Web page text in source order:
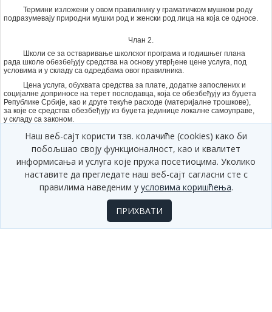
Наш веб-сајт користи тзв. колачиће (cookies) како би
побољшао своју функционалност, као и квалитет
информисања и услуга које пружа посетиоцима. Уколико
наставите да прегледате наш веб-сајт сагласни сте с
правилима наведеним у условима коришћења.
ПРИХВАТИ
Термини изложени у овом правилнику у граматичком мушком роду
подразумевају природни мушки род и женски род лица на која се односе.
Члан 2.
Школи се за остваривање школског програма и годишњег плана
рада школе обезбеђују средства на основу утврђене цене услуга, под
условима и у складу са одредбама овог правилника.
Цена услуга, обухвата средства за плате, додатке запослених и
социјалне доприносе на терет послодавца, која се обезбеђују из буџета
Републике Србије, као и друге текуће расходе (материјалне трошкове),
за које се средства обезбеђују из буџета јединице локалне самоуправе,
у складу са законом.
Цена услуга утврђује се и обрачунава на почетку сваке школске
године.
Измена цене услуга може се вршити током школске године, када
наступе промене неког од елемената на основу којих је утврђена цена
услуга, у складу са законом и овим правилником.
Члан 3.
Утврђивање цене услуга врши се на основу броја радних сати,